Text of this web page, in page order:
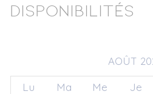
Disponibilités
AOÛT
Lu Ma Me Je